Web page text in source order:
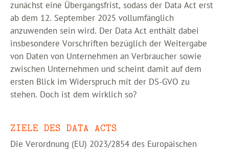
zunächst eine Übergangsfrist, sodass der Data Act erst
ab dem 12. September 2025 vollumfänglich
anzuwenden sein wird. Der Data Act enthält dabei
insbesondere Vorschriften bezüglich der Weitergabe
von Daten von Unternehmen an Verbraucher sowie
zwischen Unternehmen und scheint damit auf dem
ersten Blick im Widerspruch mit der DS-GVO zu
stehen. Doch ist dem wirklich so?
ZIELE DES DATA ACTS
Die Verordnung (EU) 2023/2854 des Europäischen